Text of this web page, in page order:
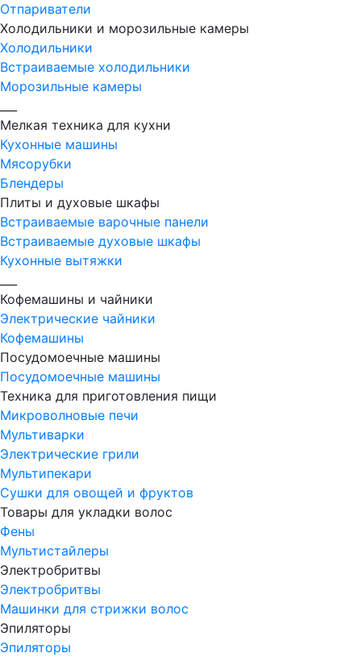
Отпариватели
Холодильники и морозильные камеры
Холодильники
Встраиваемые холодильники
Морозильные камеры
Мелкая техника для кухни
Кухонные машины
Мясорубки
Блендеры
Плиты и духовые шкафы
Встраиваемые варочные панели
Встраиваемые духовые шкафы
Кухонные вытяжки
Кофемашины и чайники
Электрические чайники
Кофемашины
Посудомоечные машины
Посудомоечные машины
Техника для приготовления пищи
Микроволновые печи
Мультиварки
Электрические грили
Мультипекари
Сушки для овощей и фруктов
Товары для укладки волос
Фены
Мультистайлеры
Электробритвы
Электробритвы
Машинки для стрижки волос
Эпиляторы
Эпиляторы